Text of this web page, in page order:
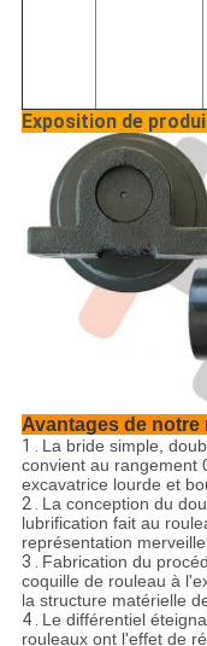
Exposition de
Avantages de
1 . La bride simple,
convient au rangement
excavatrice lourde et
2 . La conception du
lubrification fait au
représentation
3 . Fabrication du
coquille de rouleau à
la structure matérielle
4 . Le différentiel
rouleaux ont l'effet de